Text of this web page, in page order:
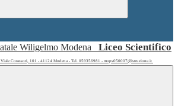
Liceo Scientifico
Viale Corassori, 101 - 41124 Modena - Tel. 059356981 - mops050007@istruzione.it